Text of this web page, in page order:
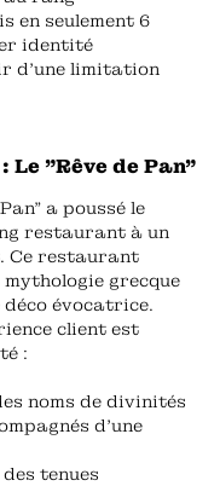
en seulement 6
identité
d'une limitation
"Rêve de Pan"
a poussé le
restaurant à un
Ce restaurant
grecque
déco évocatrice.
client est
:
noms de divinités
d'une
tenues